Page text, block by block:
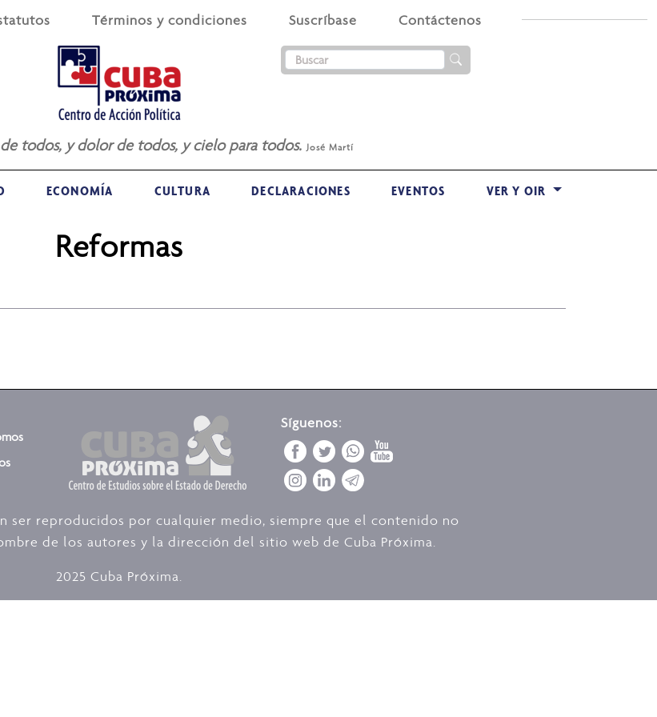
Términos y condiciones Suscríbase Contáctenos
de todos, y dolor de todos, y cielo para todos. José Martí
ECONOMÍA CULTURA DECLARACIONES EVENTOS VER Y OIR
Reformas
Síguenos:
ser reproducidos por cualquier medio, siempre que el contenido no
de los autores y la dirección del sitio web de Cuba Próxima.
2025 Cuba Próxima.